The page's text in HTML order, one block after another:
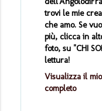
trovi le mie
che amo. Se
più, clicca in
foto, su "CHI
lettura!
Visualizza il
completo